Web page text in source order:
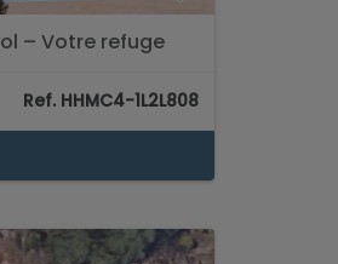
– Votre refuge
Ref. HHMC4-1L2L808